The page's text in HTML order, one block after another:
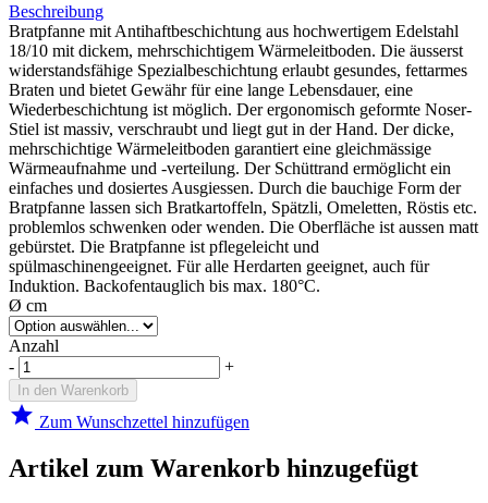
Beschreibung
Bratpfanne mit Antihaftbeschichtung aus hochwertigem Edelstahl
18/10 mit dickem, mehrschichtigem Wärmeleitboden. Die äusserst
widerstandsfähige Spezialbeschichtung erlaubt gesundes, fettarmes
Braten und bietet Gewähr für eine lange Lebensdauer, eine
Wiederbeschichtung ist möglich. Der ergonomisch geformte Noser-
Stiel ist massiv, verschraubt und liegt gut in der Hand. Der dicke,
mehrschichtige Wärmeleitboden garantiert eine gleichmässige
Wärmeaufnahme und -verteilung. Der Schüttrand ermöglicht ein
einfaches und dosiertes Ausgiessen. Durch die bauchige Form der
Bratpfanne lassen sich Bratkartoffeln, Spätzli, Omeletten, Röstis etc.
problemlos schwenken oder wenden. Die Oberfläche ist aussen matt
gebürstet. Die Bratpfanne ist pflegeleicht und
spülmaschinengeeignet. Für alle Herdarten geeignet, auch für
Induktion. Backofentauglich bis max. 180°C.
Ø cm
Anzahl
-
+
In den Warenkorb
star Zum Wunschzettel hinzufügen
Artikel zum Warenkorb hinzugefügt